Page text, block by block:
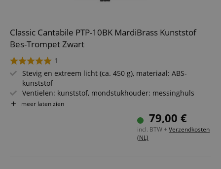
Classic Cantabile PTP-10BK MardiBrass Kunststof
Bes-Trompet Zwart
1
Stevig en extreem licht (ca. 450 g), materiaal: ABS-
kunststof
Ventielen: kunststof, mondstukhouder: messinghuls
Ongevoelig voor slecht weer
Tooncompensatie op de 1e en 3e schuif (duimringen)
Incl. hoes, 2 mondstukken & 2 wisselventielen
Kleur van het mondstuk kan variëren
meer laten zien
79,00 €
incl. BTW + Verzendkosten
(NL)